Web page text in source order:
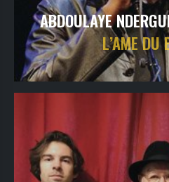
ABDOULAYE
L’AME DU
samedi 16oct 2021-